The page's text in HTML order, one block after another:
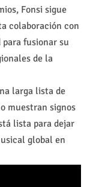
Fonsi sigue
colaboración con
para fusionar su
de la
larga lista de
muestran signos
lista para dejar
global en